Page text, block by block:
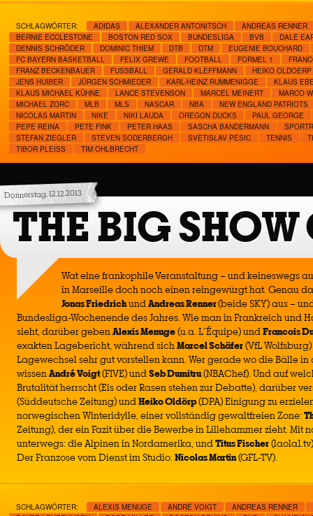
SCHLAGWÖRTER: ADIDAS ALEXANDER ANTONITSCH
ANDREAS RENNER
BERNIE ECCLESTONE
BOSTON RED SOX BUNDESLIGA BVB
DALE
DENNIS SCHRÖDER
DOMINIC THIEM DTB DTM
EUGENIE BOUCHARD
FC BAYERN BASKETBALL
FELIX GREWE FOOTBALL FORMEL 1
FRANZ BECKENBAUER
FUSSBALL GERALD KLEFFMANN
HEIKO OLDOERP
JENS HUIBER
JÜRGEN SCHMIEDER KARL-HEINZ RUMMENIGGE
KLAUS
KLAUS MICHAEL KÜHNE
LANCE STEVENSON MARCEL MEINERT
MARCO
MICHAEL ZORC
MLB MLS NASCAR NBA
NEW ENGLAND PATRIOTS
NICOLAS MARTIN
NIKE NIKI LAUDA OREGON DUCKS
PAUL GEORGE
PEPE REINA
PETE FINK PETER HAAS SASCHA BANDERMANN
STEFAN ZIEGLER
STEVEN SODERBERGH SVETISLAV PESIC TENNIS
TIBOR PLEISS
TIM OHLBRECHT
Donnerstag, 12.12.2013
THE BIG
Wat eine frankophile Veranstaltung – und keineswegs
in Marseille doch noch einen reingewürgt hat. Genau
Jonas FriedrichundAndreas Renner(beide SKY) aus –
Bundesliga-Wochenende des Jahres. Wie man in Frankreich und
sieht, darüber gebenAlexis Menuge(u.a. L´Équipe) undFrancois
exakten Lagebericht, während sichMarcel Schäfer(VfL
Lagewechsel sehr gut vorstellen kann. Wer gerade wo die Bälle
wissenAndré Voigt(FIVE) undSeb Dumitru(NBAChef). Und auf
Brutalität herrscht (Eis oder Rasen stehen zur Debatte), darüber
(Süddeutsche Zeitung) undHeiko Oldörp(DPA) Einigung zu
norwegischen Winteridylle, einer vollständig gewaltfreien Zone:
Zeitung), der ein Fazit über die Bewerbe in Lillehammer zieht. Mit
unterwegs: die Alpinen in Nordamerika, undTitus Fischer
Der Franzose vom Dienst im Studio:Nicolas Martin(GFL-TV).
SCHLAGWÖRTER: ALEXIS MENUGE ANDRÉ VOIGT
ANDREAS RENNER